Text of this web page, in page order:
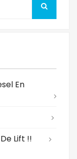
En
Lift !!